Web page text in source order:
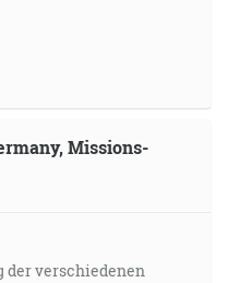
Missions-
der verschiedenen